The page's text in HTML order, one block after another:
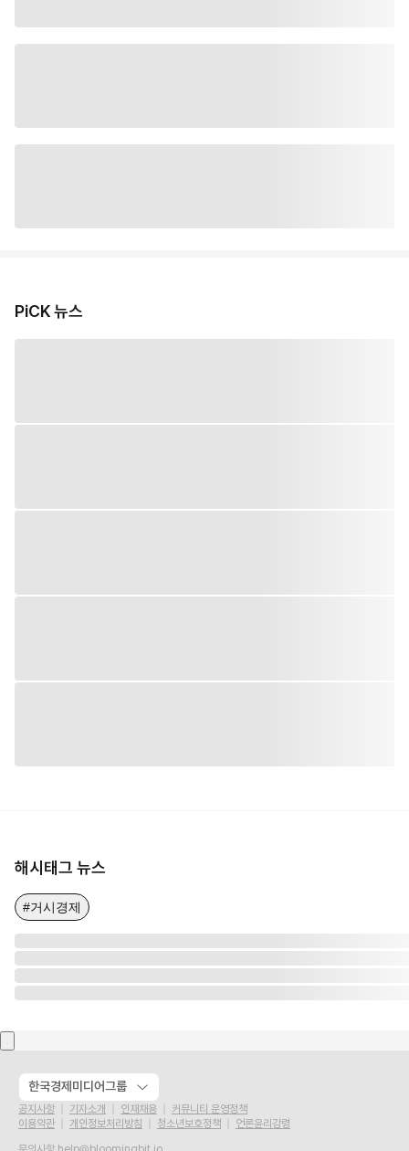
PiCK 뉴스
해시태그 뉴스
#거시경제
한국경제미디어그룹
공지사항 기자소개 인재채용
커뮤니티 운영정책
이용약관
개인정보처리방침 청소년보호정책
언론윤리강령